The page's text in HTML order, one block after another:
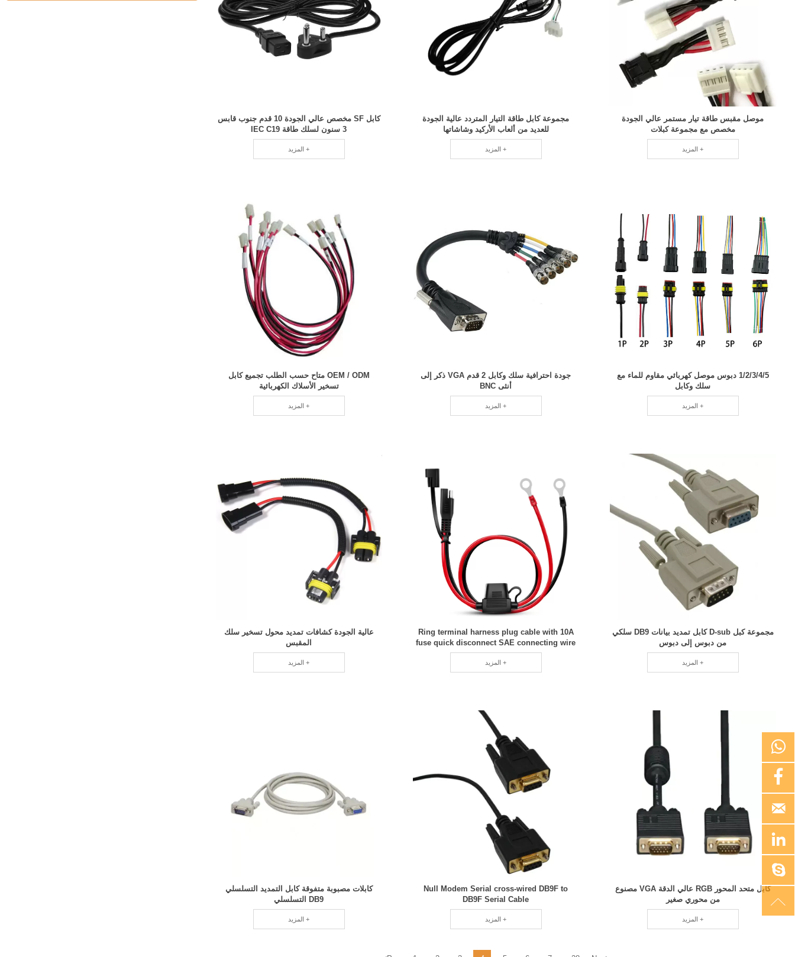
كابل SF مخصص عالي الجودة 10 قدم جنوب قابس
3 سنون لسلك طاقة IEC C19
المزيد +
مجموعة كابل طاقة التيار المتردد عالية الجودة
للعديد من ألعاب الأركيد وشاشاتها
المزيد +
موصل مقبس طاقة تيار مستمر عالي الجودة
مخصص مع مجموعة كبلات
المزيد +
OEM / ODM متاح حسب الطلب تجميع كابل
تسخير الأسلاك الكهربائية
المزيد +
جودة احترافية سلك وكابل 2 قدم VGA ذكر إلى
أنثى BNC
المزيد +
1/2/3/4/5 دبوس موصل كهربائي مقاوم للماء مع
سلك وكابل
المزيد +
عالية الجودة كشافات تمديد محول تسخير سلك
المقبس
المزيد +
Ring terminal harness plug cable with 10A
fuse quick disconnect SAE connecting wire
المزيد +
مجموعة كبل D-sub كابل تمديد بيانات DB9 سلكي
من دبوس إلى دبوس
المزيد +
كابلات مصبوبة متفوقة كابل التمديد التسلسلي
DB9 التسلسلي
المزيد +
Null Modem Serial cross-wired DB9F to
DB9F Serial Cable
المزيد +
كابل متحد المحور RGB عالي الدقة VGA مصنوع
من محوري صغير
المزيد +





